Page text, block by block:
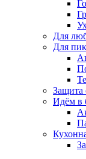
Для
Для
Защита
Идём в